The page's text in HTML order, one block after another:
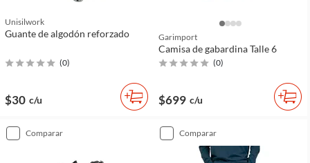
Unisilwork
Guante de algodón reforzado
(0)
$30 c/u
Garimport
Camisa de gabardina Talle 6
(0)
$699 c/u
comparar comparar